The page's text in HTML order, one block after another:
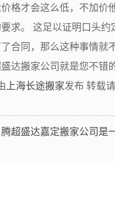
格才会这么低，不加价
求。 这足以证明口头约
合同，那么这种事情就
达搬家公司就是您不错
上海长途搬家发布 转载
腾超盛达嘉定搬家公司是